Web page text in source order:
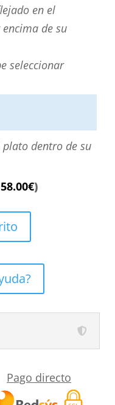
en el
de su
seleccionar
plato dentro de su
58.00€)
Pago directo